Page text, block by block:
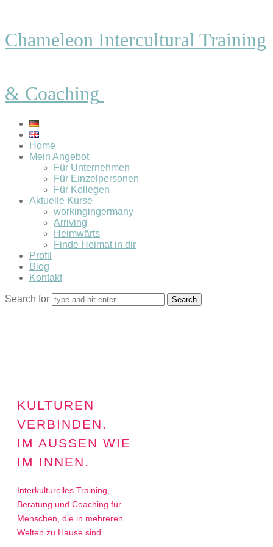
Chameleon Intercultural Training
& Coaching
Home
Mein Angebot
Für Unternehmen
Für Einzelpersonen
Für Kollegen
Aktuelle Kurse
workingingermany
Arriving
Heimwärts
Finde Heimat in dir
Profil
Blog
Kontakt
Search for
KULTUREN
VERBINDEN.
IM AUSSEN WIE I
M INNEN.
Interkulturelles Training,
Beratung und Coaching für
Menschen, die in mehreren
Welten zu Hause sind.